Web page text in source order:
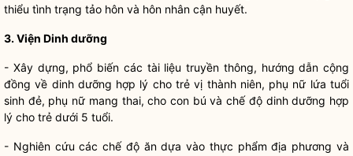
thiểu tình trạng tảo hôn và hôn nhân cận huyết.
3. Viện Dinh dưỡng
- Xây dựng, phổ biến các tài liệu truyền thông, hướng dẫn cộng
đồng về dinh dưỡng hợp lý cho trẻ vị thành niên, phụ nữ lứa tuổi
sinh đẻ, phụ nữ mang thai, cho con bú và chế độ dinh dưỡng hợp
lý cho trẻ dưới 5 tuổi.
- Nghiên cứu các chế độ ăn dựa vào thực phẩm địa phương và